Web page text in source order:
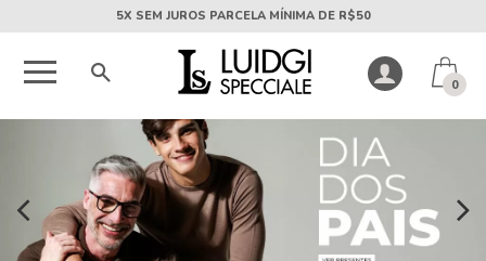
5X SEM JUROS PARCELA MÍNIMA DE R$50
0